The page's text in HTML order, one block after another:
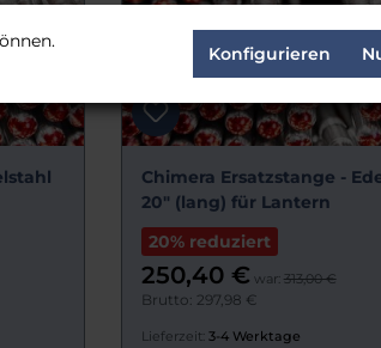
Chimera Ersatzstange -
20" (lang) für Lantern
20% reduziert
250,40 € war: 313,00 €
Brutto: 297,98 €
Lieferzeit: 3-4 Werktage
Konfigurieren